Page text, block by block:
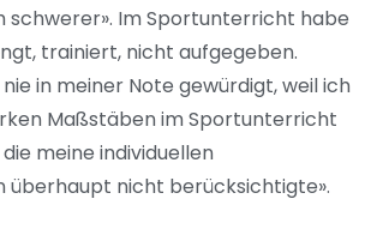
schwerer». Im Sportunterricht habe
trainiert, nicht aufgegeben.
in meiner Note gewürdigt, weil ich
Maßstäben im Sportunterricht
meine individuellen
überhaupt nicht berücksichtigte».